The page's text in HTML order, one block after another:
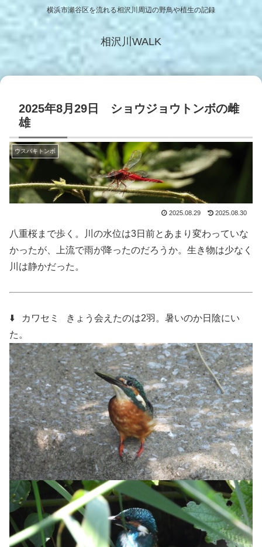
横浜市瀬谷区を流れる相沢川周辺の野鳥や植生の記録
相沢川WALK
2025年8月29日 ショウジョウトンボの雌
雄
ウスバキトンボ
2025.08.29 2025.08.30
八重桜まで歩く。川の水位は3日前とあまり変わっていな
かったが、上流で雨が降ったのだろうか。生き物は少なく
川は静かだった。
⬇️ カワセミ
きょう会えたのは2羽。暑いのか日陰にい
た。